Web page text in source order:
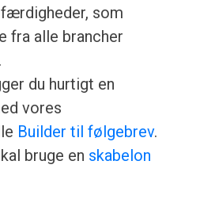
som
fra alle brancher
du hurtigt en
vores
Builder til følgebrev.
bruge en skabelon